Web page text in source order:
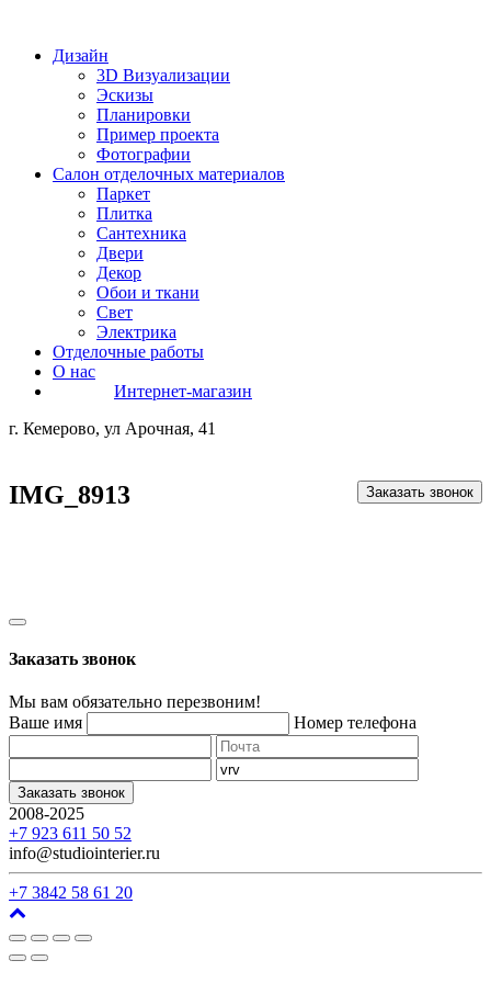
Дизайн
3D Визуализации
Эскизы
Планировки
Пример проекта
Фотографии
Салон отделочных материалов
Паркет
Плитка
Сантехника
Двери
Декор
Обои и ткани
Свет
Электрика
Отделочные работы
О нас
Интернет-магазин
г. Кемерово, ул Арочная, 41
IMG_8913 Заказать звонок
Заказать звонок
Мы вам обязательно перезвоним!
Ваше имя
Номер телефона
Заказать звонок
2008-2025
+7 923 611 50 52
info@studiointerier.ru
+7 3842 58 61 20